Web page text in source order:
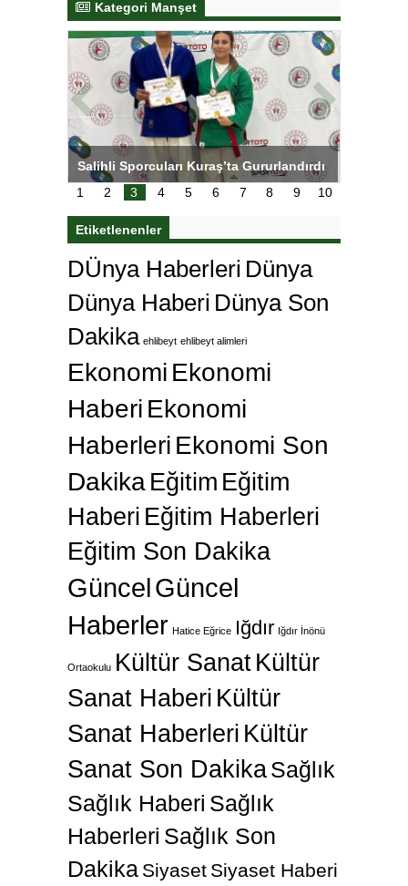
Kategori Manşet
Salihli Sporcuları Kuraş’ta Gururlandırdı
1 2 3 4 5 6 7 8 9 10
Etiketlenenler
DÜnya Haberleri Dünya
Dünya Haberi Dünya Son
Dakika ehlibeyt ehlibeyt alimleri
Ekonomi Ekonomi
Haberi Ekonomi
Haberleri Ekonomi Son
Dakika Eğitim Eğitim
Haberi Eğitim Haberleri
Eğitim Son Dakika
GüncelGüncel
Haberler Hatice Eğrice Iğdır Iğdır İnönü
Ortaokulu Kültür SanatKültür
Sanat Haberi Kültür
Sanat Haberleri Kültür
Sanat Son DakikaSağlık
Sağlık Haberi Sağlık
Haberleri Sağlık Son
Dakika Siyaset Siyaset Haberi